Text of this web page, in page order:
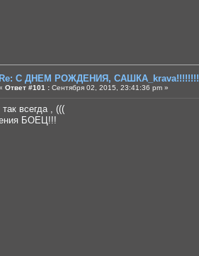
Re: C ДНЕМ РОЖДЕНИЯ, САШКА_krava!!!!!!!!
Ответ #101 : Сентября 02, 2015, 23:41:36 pm »
всегда , (((
БОЕЦ!!!